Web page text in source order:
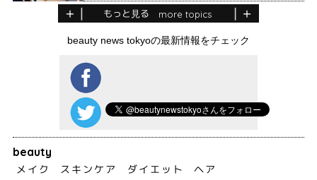
もっと見る more topics
beauty news tokyoの最新情報をチェック
beauty
メイク
スキンケア ダイエット ヘア